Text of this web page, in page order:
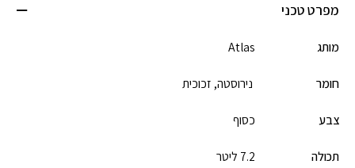
מפרט טכני
מותג Atlas
חומר נירוסטה, זכוכית
צבע כסוף
תכולה 7.2 ליטר